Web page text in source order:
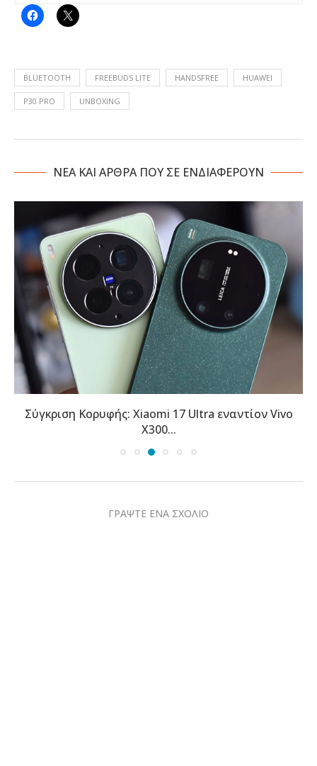
BLUETOOTH FREEBUDS LITE HANDSFREE HUAWEI
P30 PRO UNBOXING
NΕΑ ΚΑΙ ΑΡΘΡΑ ΠΟΥ ΣΕ ΕΝΔΙΑΦΕΡΟΥΝ
Σύγκριση Κορυφής: Xiaomi 17 Ultra εναντίον Vivo
X300...
ΓΡΑΨΤΕ ΕΝΑ ΣΧΟΛΙΟ